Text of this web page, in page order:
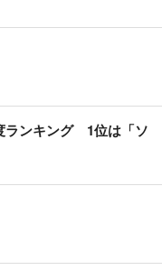
ランキング 1位は「ソ